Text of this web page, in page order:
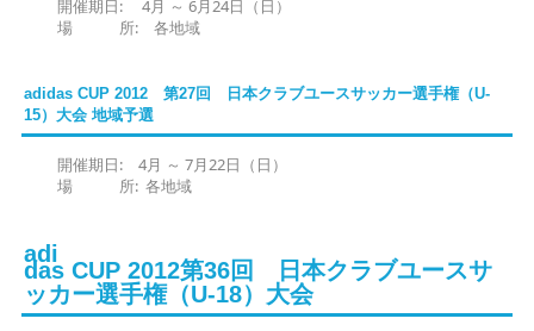
開催期日: 4月 ～ 6月24日（日）
場 所: 各地域
adidas CUP 2012 第27回 日本クラブユースサッカー選手権（U-
15）大会 地域予選
開催期日: 4月 ～ 7月22日（日）
場 所: 各地域
adi
das CUP 2012第36回 日本クラブユースサ
ッカー選手権（U-18）大会